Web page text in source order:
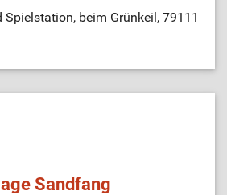
Spielstation, beim Grünkeil, 79111
Sandfang